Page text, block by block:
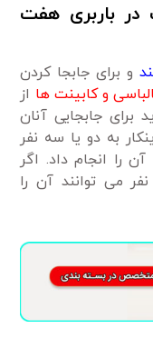
باربری هفت
و برای جابجا کردن
و کابینت ها از
جابجایی آنان
به دو یا سه نفر
را انجام داد. اگر
می توانند آن را